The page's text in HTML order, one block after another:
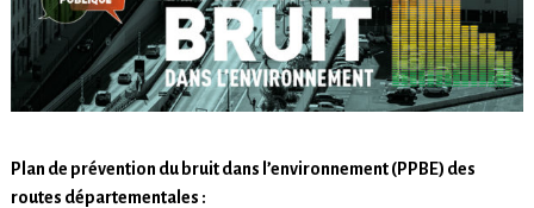
Plan de prévention du bruit dans l’environnement (PPBE) des
routes départementales :